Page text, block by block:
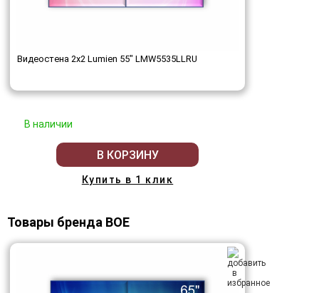
Видеостена 2x2 Lumien 55" LMW5535LLRU
В наличии
В КОРЗИНУ
Купить в 1 клик
Товары бренда BOE